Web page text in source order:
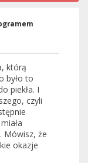
którą
było to
piekła. I
czyli
Mówisz, że
okazje